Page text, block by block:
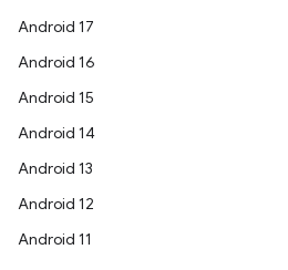
Android 17
Android 16
Android 15
Android 14
Android 13
Android 12
Android 11